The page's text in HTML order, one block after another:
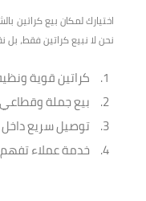
اختيارك لمكان بيع كراتين
نحن لا نبيع كراتين فقط، بل
كراتين قوية
بيع جملة
توصيل سريع داخل
خدمة عملاء